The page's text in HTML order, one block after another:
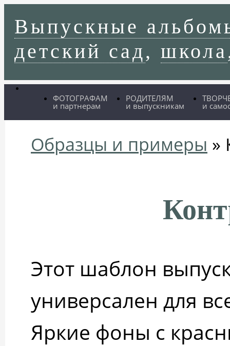
Выпускные
детский сад, школа
ФОТОГРАФАМ
и партнерам
РОДИТЕЛЯМ
и выпускникам и
Образцы и примеры »
Этот шаблон
универсален для
Яркие фоны с